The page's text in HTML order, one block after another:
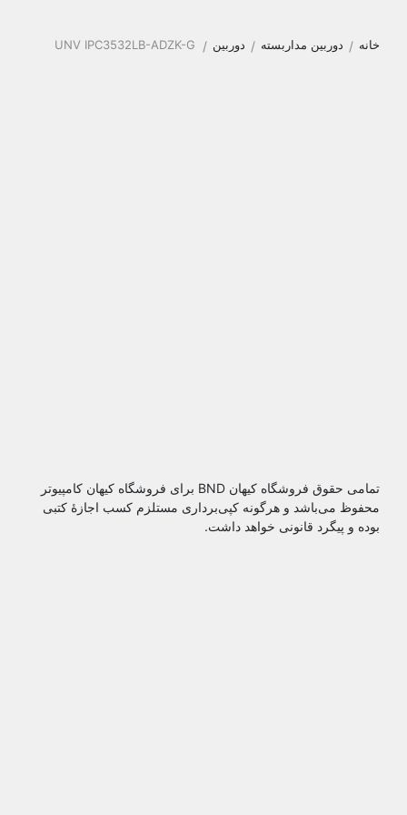
خانه / دوربین مداربسته / دوربین /
UNV IPC3532LB-ADZK-G
تمامی حقوق فروشگاه کیهان BND برای فروشگاه کیهان کامپیوتر
محفوظ می‌باشد و هرگونه کپی‌برداری مستلزم کسب اجازۀ کتبی
بوده و پیگرد قانونی خواهد داشت.